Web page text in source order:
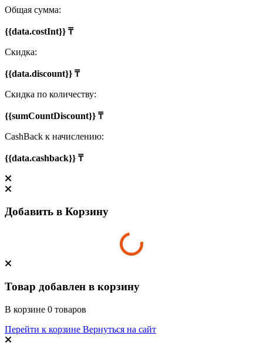
Общая сумма:
{{data.costInt}} ₸
Скидка:
{{data.discount}} ₸
Скидка по количеству:
{{sumCountDiscount}} ₸
CashBack к начислению:
{{data.cashback}} ₸
Добавить в Корзину
Товар добавлен в корзину
В корзине 0 товаров
Перейти к корзине Вернуться на сайт